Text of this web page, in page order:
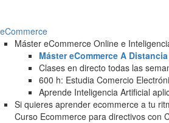
Máster eCommerce Online e
Máster eCommerce A
Clases en directo todas las
600 h: Estudia Comercio
Aprende Inteligencia Artificial
Si quieres aprender ecommerce a tu
Curso Ecommerce para directivos con